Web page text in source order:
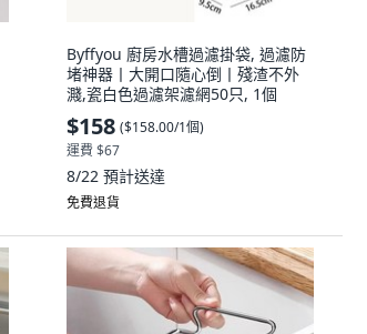
Byffyou 廚房水槽過濾掛袋, 過濾防
堵神器丨大開口隨心倒丨殘渣不外
濺,瓷白色過濾架濾網50只, 1個
$158 ($158.00/1個)
運費 $67
8/22 預計送達
免費退貨